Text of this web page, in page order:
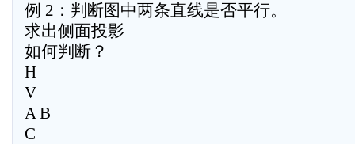
例 2：判断图中两条直线是否平行。
求出侧面投影
如何判断？
H
V
A B
C